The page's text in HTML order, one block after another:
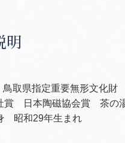
明
取県指定重要無形文化
賞 日本陶磁協会賞 茶の
昭和29年生まれ